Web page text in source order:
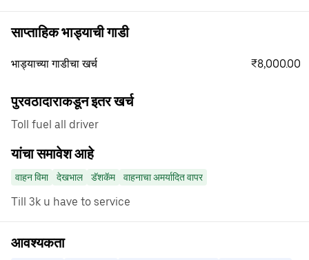
साप्ताहिक भाड्याची गाडी
भाड्याच्या गाडीचा खर्च ₹8,000.00
पुरवठादाराकडून इतर खर्च
Toll fuel all driver
यांचा समावेश आहे
वाहन विमा देखभाल डॅशकॅम वाहनाचा अमर्यादित वापर
Till 3k u have to service
आवश्यकता